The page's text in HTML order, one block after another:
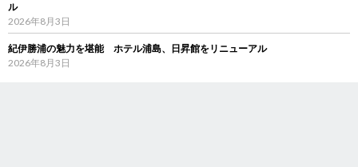
ル
2026年8月3日
紀伊勝浦の魅力を堪能 ホテル浦島、日昇館をリニューアル
2026年8月3日